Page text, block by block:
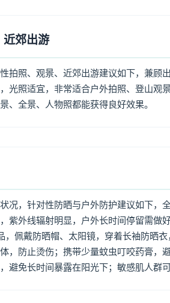
近郊出游
拍照、观景、近郊出游建议如下，兼顾
光照适宜，非常适合户外拍照、登山观
、全景、人物照都能获得良好效果。
况，针对性防晒与户外防护建议如下，
紫外线辐射明显，户外长时间停留需
，佩戴防晒帽、太阳镜，穿着长袖防晒
，防止烫伤；携带少量蚊虫叮咬药膏
避免长时间暴露在阳光下；敏感肌人群